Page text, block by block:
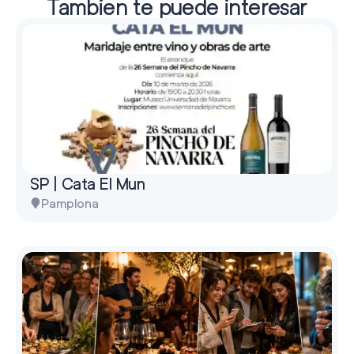
También te puede interesar
SP | Cata El Mun
Pamplona